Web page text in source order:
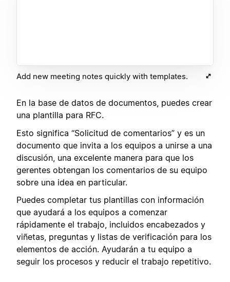
Add new meeting notes quickly with templates.
En la base de datos de documentos, puedes crear
una plantilla para RFC.
Esto significa “Solicitud de comentarios” y es un
documento que invita a los equipos a unirse a una
discusión, una excelente manera para que los
gerentes obtengan los comentarios de su equipo
sobre una idea en particular.
Puedes completar tus plantillas con información
que ayudará a los equipos a comenzar
rápidamente el trabajo, incluidos encabezados y
viñetas, preguntas y listas de verificación para los
elementos de acción. Ayudarán a tu equipo a
seguir los procesos y reducir el trabajo repetitivo.